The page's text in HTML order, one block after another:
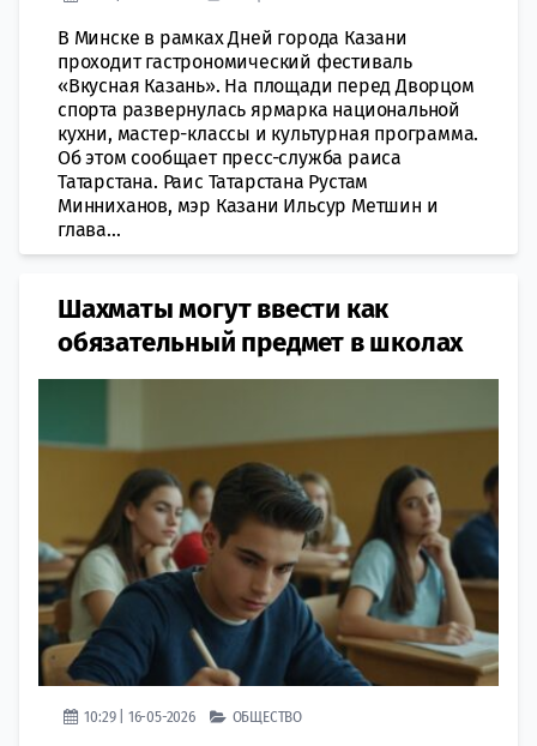
В Минске в рамках Дней города Казани
проходит гастрономический фестиваль
«Вкусная Казань». На площади перед Дворцом
спорта развернулась ярмарка национальной
кухни, мастер-классы и культурная программа.
Об этом сообщает пресс-служба раиса
Татарстана. Раис Татарстана Рустам
Минниханов, мэр Казани Ильсур Метшин и
глава...
Шахматы могут ввести как
обязательный предмет в школах
10:29 | 16-05-2026 ОБЩЕСТВО